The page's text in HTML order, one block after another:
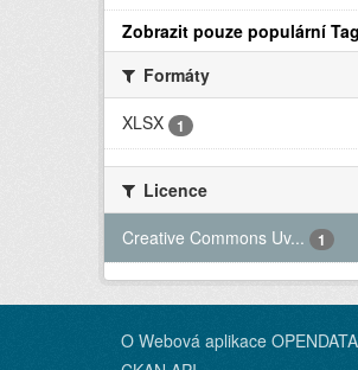
Zobrazit pouze populární
Formáty
XLSX
1
Licence
Creative Commons Uv...
1
O Webová aplikace